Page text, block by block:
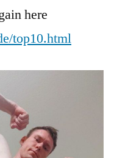
here
top10.html